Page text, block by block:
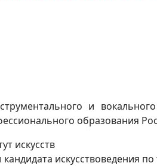
и
образования
искусств
искусствоведения